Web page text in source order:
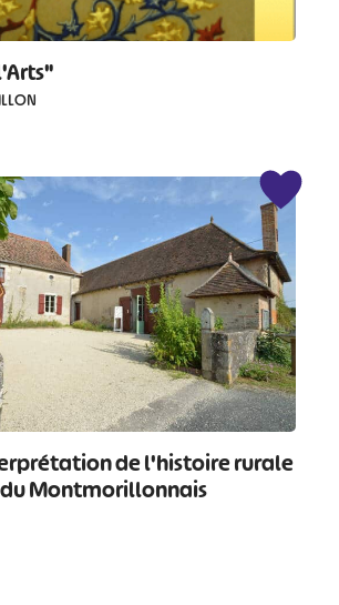
de l'histoire rurale
du Montmorillonnais